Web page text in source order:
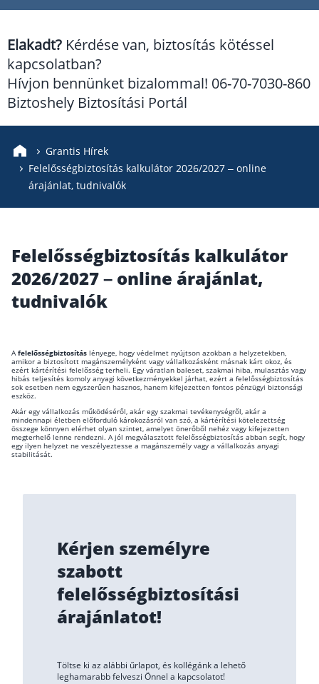
Kapcsolat
KÖBE Biztosító Egyesület
Mondial Assistance Biztosító
Posta Biztosító
Union Biztosító
Biztosítási hírek
Elakadt? Kérdése van, biztosítás kötéssel
kapcsolatban?
Hívjon bennünket bizalommal! 06-70-7030-860
Biztoshely Biztosítási Portál
Grantis Hírek
Felelősségbiztosítás kalkulátor 2026/2027 – online
árajánlat, tudnivalók
Felelősségbiztosítás kalkulátor
2026/2027 – online árajánlat,
tudnivalók
Afelelősségbiztosítás lényege, hogy védelmet nyújtson azokban a helyzetekben,
amikor a biztosított magánszemélyként vagy vállalkozásként másnak kárt okoz, és
ezért kártérítési felelősség terheli. Egy váratlan baleset, szakmai hiba, mulasztás vagy
hibás teljesítés komoly anyagi következményekkel járhat, ezért a felelősségbiztosítás
sok esetben nem egyszerűen hasznos, hanem kifejezetten fontos pénzügyi biztonsági
eszköz.
Akár egy vállalkozás működéséről, akár egy szakmai tevékenységről, akár a
mindennapi életben előforduló károkozásról van szó, a kártérítési kötelezettség
összege könnyen elérhet olyan szintet, amelyet önerőből nehéz vagy kifejezetten
megterhelő lenne rendezni. A jól megválasztott felelősségbiztosítás abban segít, hogy
egy ilyen helyzet ne veszélyeztesse a magánszemély vagy a vállalkozás anyagi
stabilitását.
Kérjen személyre
szabott
felelősségbiztosítási
árajánlatot!
Töltse ki az alábbi űrlapot, és kollégánk a lehető
leghamarabb felveszi Önnel a kapcsolatot!